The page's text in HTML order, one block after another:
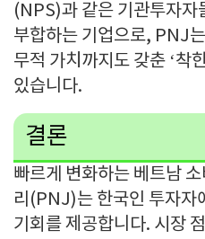
(NPS)과 같은 기관투자자
부합하는 기업으로, PNJ
무적 가치까지도 갖춘 ‘착
있습니다.
결론
빠르게 변화하는 베트남
리 (PNJ)는 한국인 투자자
기회를 제공합니다. 시장